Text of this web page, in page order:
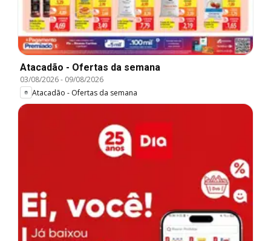
Atacadão - Ofertas da semana
03/08/2026- 09/08/2026
Atacadão - Ofertas da semana